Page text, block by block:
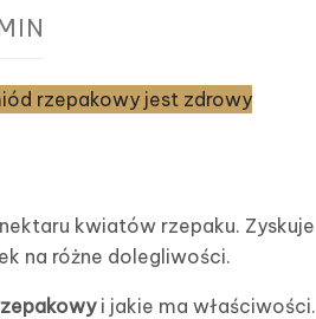
kwiatów rzepaku.
na różne dolegliwości.
i jakie ma